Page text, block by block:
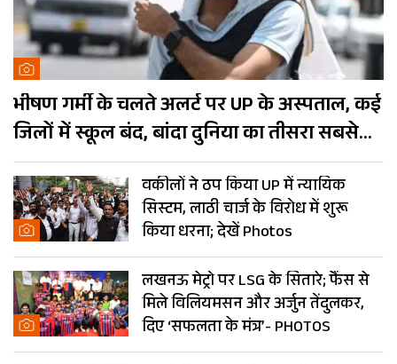
भीषण गर्मी के चलते अलर्ट पर UP के अस्पताल, कई
जिलों में स्कूल बंद, बांदा दुनिया का तीसरा सबसे
गर्म शहर
वकीलों ने ठप किया UP में न्यायिक
सिस्टम, लाठी चार्ज के विरोध में शुरू
किया धरना; देखें Photos
लखनऊ मेट्रो पर LSG के सितारे; फैंस से
मिले विलियमसन और अर्जुन तेंदुलकर,
दिए ‘सफलता के मंत्र’- PHOTOS